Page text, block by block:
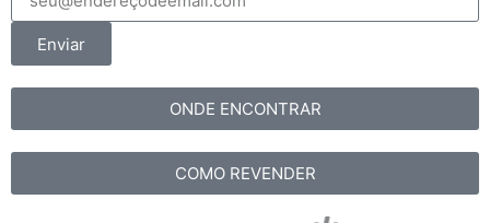
Enviar
ONDE ENCONTRAR
COMO REVENDER